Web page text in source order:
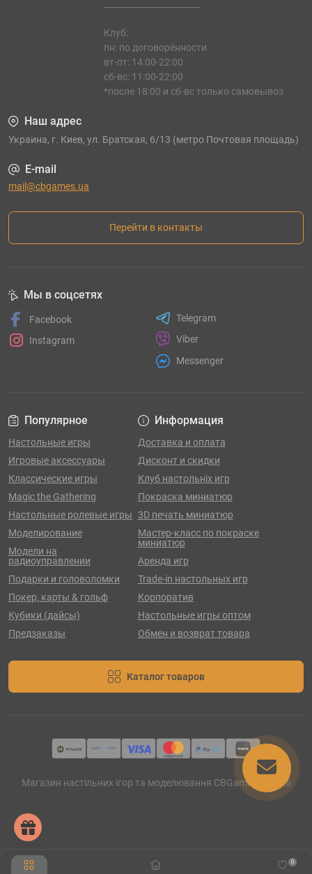
0
Клуб:
пн: по договорённости
вт-пт: 14:00-22:00
сб-вс: 11:00-22:00
*после 18:00 и сб-вс только самовывоз
Наш адрес
Украина, г. Киев, ул. Братская, 6/13 (метро Почтовая площадь)
E-mail
mail@cbgames.ua
Перейти в контакты
Популярное
Настольные игры
Игровые аксессуары
Классические игры
Magic the Gathering
Настольные ролевые игры
Моделирование
Модели на
радиоуправлении
Подарки и головоломки
Покер, карты & гольф
Кубики (дайсы)
Предзаказы
Информация
Доставка и оплата
Дисконт и скидки
Клуб настольніх игр
Покраска миниатюр
3D печать миниатюр
Мастер-класс по покраске
миниатюр
Аренда игр
Trade-in настольных игр
Корпоратив
Настольные игры оптом
Обмен и возврат товара
Каталог товаров
Мы в соцсетях
Facebook
Instagram
Telegram
Viber
Messenger
Магазин настільних ігор та моделювання CBGames © 2026